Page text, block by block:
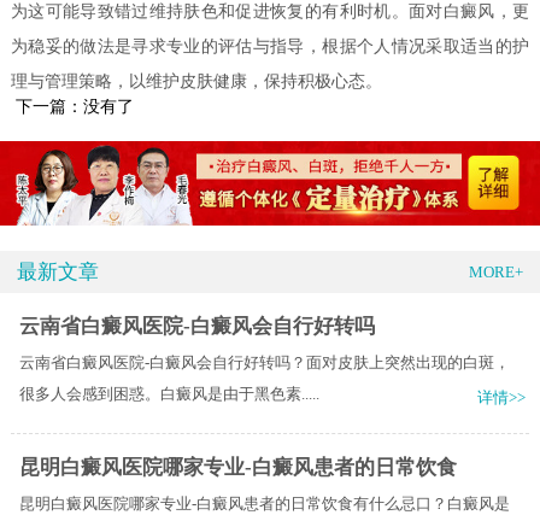
为这可能导致错过维持肤色和促进恢复的有利时机。面对白癜风，更
为稳妥的做法是寻求专业的评估与指导，根据个人情况采取适当的护
理与管理策略，以维护皮肤健康，保持积极心态。
下一篇：没有了
最新文章 MORE+
云南省白癜风医院-白癜风会自行好转吗
云南省白癜风医院-白癜风会自行好转吗？面对皮肤上突然出现的白斑，
很多人会感到困惑。白癜风是由于黑色素.....
详情>>
昆明白癜风医院哪家专业-白癜风患者的日常饮食
昆明白癜风医院哪家专业-白癜风患者的日常饮食有什么忌口？白癜风是